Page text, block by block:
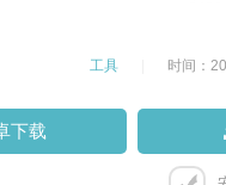
工具 时间：
下载